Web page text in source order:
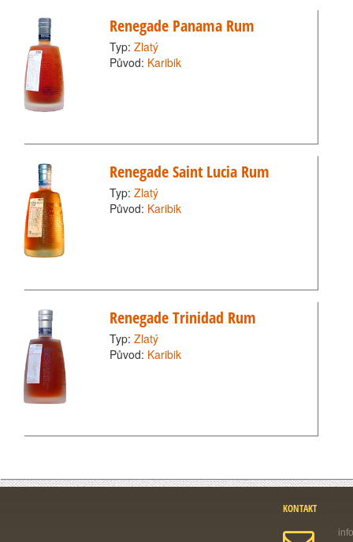
Renegade Panama Rum
Typ: Zlatý
Původ: Karibik
Renegade Saint Lucia Rum
Typ: Zlatý
Původ: Karibik
Renegade Trinidad Rum
Typ: Zlatý
Původ: Karibik
KONTAKT